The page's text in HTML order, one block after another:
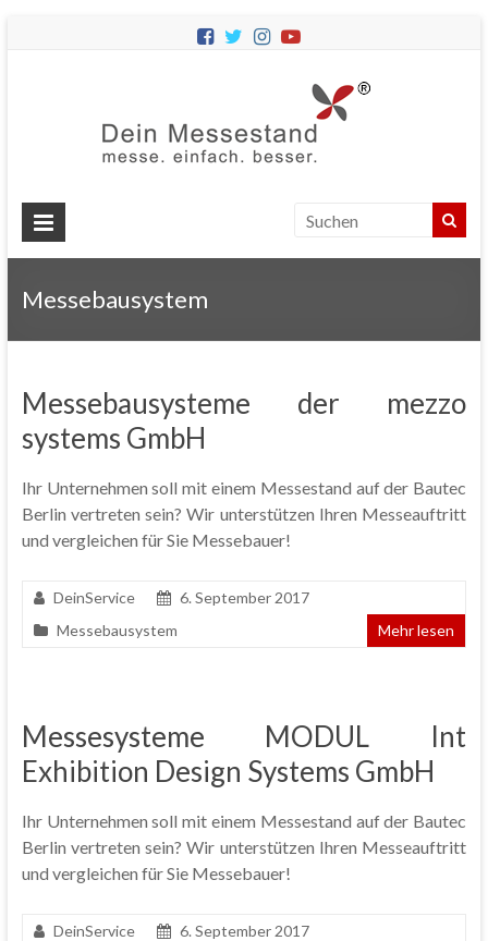
Messestände
für
Messebausystem
Messebausysteme der mezzo
systems GmbH
Ihr Unternehmen soll mit einem Messestand auf der Bautec
Berlin vertreten sein? Wir unterstützen Ihren Messeauftritt
und vergleichen für Sie Messebauer!
DeinService
6. September 2017
Messebausystem
Mehr lesen
Messesysteme MODUL Int
Exhibition Design Systems GmbH
Ihr Unternehmen soll mit einem Messestand auf der Bautec
Berlin vertreten sein? Wir unterstützen Ihren Messeauftritt
und vergleichen für Sie Messebauer!
DeinService
6. September 2017